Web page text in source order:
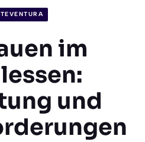
im
und